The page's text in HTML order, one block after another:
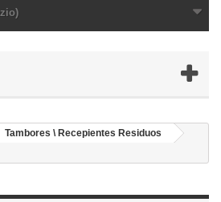
Tambores \ Recepientes Residuos